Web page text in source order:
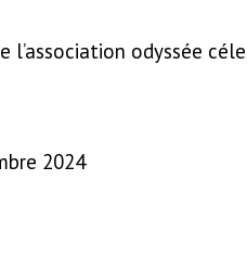
l’association odyssée
2024